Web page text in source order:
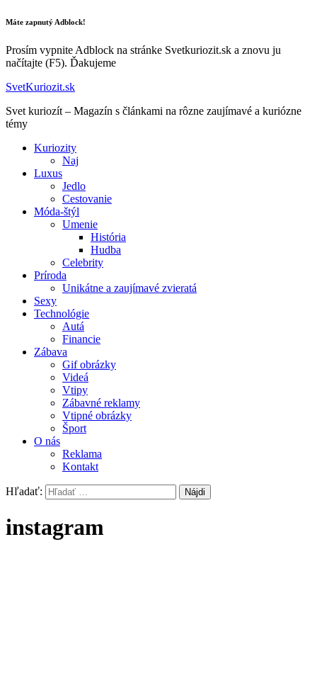
Máte zapnutý Adblock!
Prosím vypnite Adblock na stránke Svetkuriozit.sk a znovu ju
načítajte (F5). Ďakujeme
SvetKuriozit.sk
Svet kuriozít – Magazín s článkami na rôzne zaujímavé a kuriózne
témy
Kuriozity
Naj
Luxus
Jedlo
Cestovanie
Móda-štýl
Umenie
História
Hudba
Celebrity
Príroda
Unikátne a zaujímavé zvieratá
Sexy
Technológie
Autá
Financie
Zábava
Gif obrázky
Videá
Vtipy
Zábavné reklamy
Vtipné obrázky
Šport
O nás
Reklama
Kontakt
Hľadať:
instagram